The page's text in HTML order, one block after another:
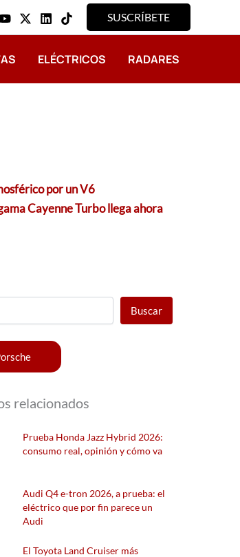
SUSCRÍBETE
ELÉCTRICOS RADARES
por un V6
Cayenne Turbo llega ahora
Buscar
relacionados
Prueba Honda Jazz Hybrid 2026:
consumo real, opinión y cómo va
Audi Q4 e-tron 2026, a prueba: el
eléctrico que por fin parece un
Audi
El Toyota Land Cruiser más